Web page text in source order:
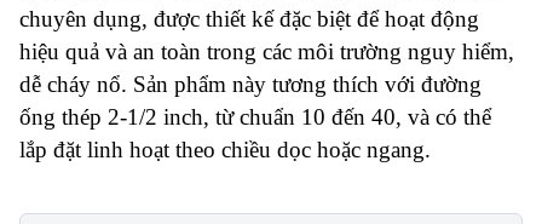
chuyên dụng, được thiết kế đặc biệt để hoạt động
hiệu quả và an toàn trong các môi trường nguy hiểm,
dễ cháy nổ. Sản phẩm này tương thích với đường
ống thép 2-1/2 inch, từ chuẩn 10 đến 40, và có thể
lắp đặt linh hoạt theo chiều dọc hoặc ngang.